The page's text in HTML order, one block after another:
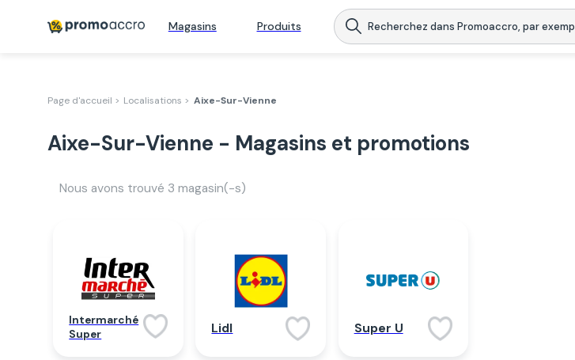
Magasins Produits
Page d'accueil > Localisations > Aixe-Sur-Vienne
Aixe-Sur-Vienne - Magasins et promotions
Nous avons trouvé 3 magasin(-s)
Intermarché
Super
Lidl Super U